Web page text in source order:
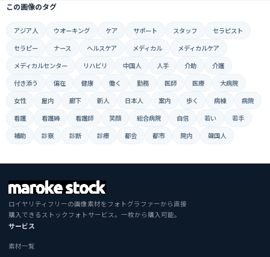
この画像のタグ
アジア人 ウオーキング ケア サポート スタッフ
セラピスト
セラピー
ナース ヘルスケア メディカル
メディカルケア
メディカルセンター
リハビリ 中国人 人手 介助
介護
付き添う
偏在 健康 働く 勤務 医師 医療
大病院
女性
屋内 廊下 新人 日本人 案内 歩く 病棟
病院
看護
看護婦 看護師 笑顔 総合病院 自信 若い
若手
補助
診察 診断 診療 都会 都市 院内 韓国人
ロイヤリティフリーの画像素材をフォトグラファーから直接
購入できるストックフォトサービス。一枚から購入可能。
サービス
素材一覧